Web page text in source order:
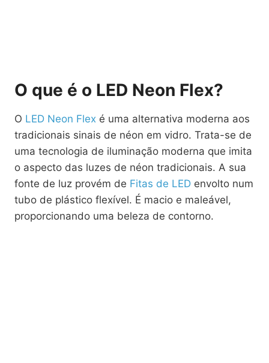
O que é o LED Neon Flex?
O LED Neon Flex é uma alternativa moderna aos
tradicionais sinais de néon em vidro. Trata-se de
uma tecnologia de iluminação moderna que imita
o aspecto das luzes de néon tradicionais. A sua
fonte de luz provém de Fitas de LED envolto num
tubo de plástico flexível. É macio e maleável,
proporcionando uma beleza de contorno.